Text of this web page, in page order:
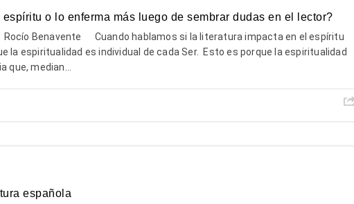
o lo enferma más luego de sembrar dudas en el lector?
Rocío Benavente Cuando hablamos si la literatura impacta en el espíritu
la espiritualidad es individual de cada Ser. Esto es porque la espiritualidad
que, median...
española